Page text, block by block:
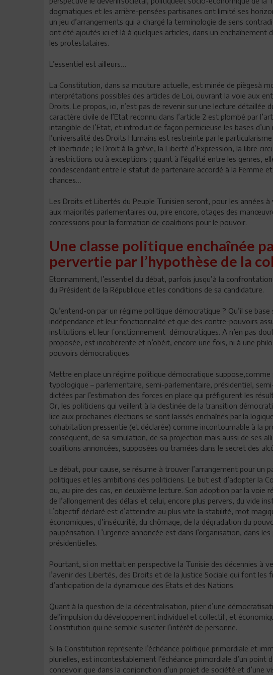
dogmatiques et les arrière-pensées partisanes ont limité ses
un jeu d’arrangements qui a chargé la terminologie de sens
ont été ajoutés ici et là à quelques articles, dans un enchaînement
les protestataires.
L’essentiel est ailleurs…
La Constitution, dans sa mouture actuelle, est minée de piègesà
interprétations possibles des articles de Loi, ouvrant la voie aux
Droits. Le propos, ici, n’est pas de revenir sur une lecture détaillée
caractère civile de l’Etat reconnu dans l’article 2 est plombé par
intangible de l’Etat, et introduit de façon pernicieuse les bases
l’universalité des Droits Humains est restreinte par le
et liberticide ; le Droit à la grève, la Liberté d’Expression, la libre
à restrictions ou à exceptions ; quant à l’égalité entre les genres,
condescendant entre le statut de partenaire accordé à la Femme et
chances…
Les Droits et Libertés du Peuple Tunisien seront, pour les années
aux majorités parlementaires ou, pire encore, otages des
concessions pour la formation de coalitions pour le pouvoir.
Une classe politique enchaînée
pervertie par l’hypothèse de la
Etonnamment, l’essentiel du débat, parfois jusqu’à la
du Président de la République et les conditions de sa candidature.
Qu’entend-on par un régime politique démocratique ? Qu’il se
indépendance et leur fonctionnalité et que des contre-pouvoirs
institutions et leur fonctionnement démocratiques. A n’en pas
proposée, est incohérente et n’obéit, encore une fois, ni à une
pouvoirs démocratiques.
Mettre en place un régime politique démocratique
typologique – parlementaire, semi-parlementaire, présidentiel,
dictées par l’estimation des forces en place qui préfigurent les
Or, les politiciens qui veillent à la destinée de la transition
lice aux prochaines élections se sont laissés enchaînés par la
cohabitation pressentie (et déclarée) comme incontournable à la
conséquent, de sa simulation, de sa projection mais aussi de ses
coalitions annoncées, supposées ou tramées dans le secret des
Le débat, pour cause, se résume à trouver l’arrangement pour un
politiques et les ambitions des politiciens. Le but est d’adopter la
ou, au pire des cas, en deuxième lecture. Son adoption par la voie
de l’allongement des délais et celui, encore plus pervers, du vide
L’objectif déclaré est d’atteindre au plus vite la stabilité, mot
économiques, d’insécurité, du chômage, de la dégradation du
paupérisation. L’urgence annoncée est dans l’organisation, dans
présidentielles.
Pourtant, si on mettait en perspective la Tunisie des décennies à
l’avenir des Libertés, des Droits et de la Justice Sociale qui font les
d’anticipation de la dynamique des Etats et des Nations.
Quant à la question de la décentralisation, pilier d’une
del’impulsion du développement individuel et collectif, et
Constitution qui ne semble susciter l’intérêt de personne.
Si la Constitution représente l’échéance politique primordiale et
plurielles, est incontestablement l’échéance primordiale d’un point
concevoir que dans la conjonction d’un projet de société et d’une